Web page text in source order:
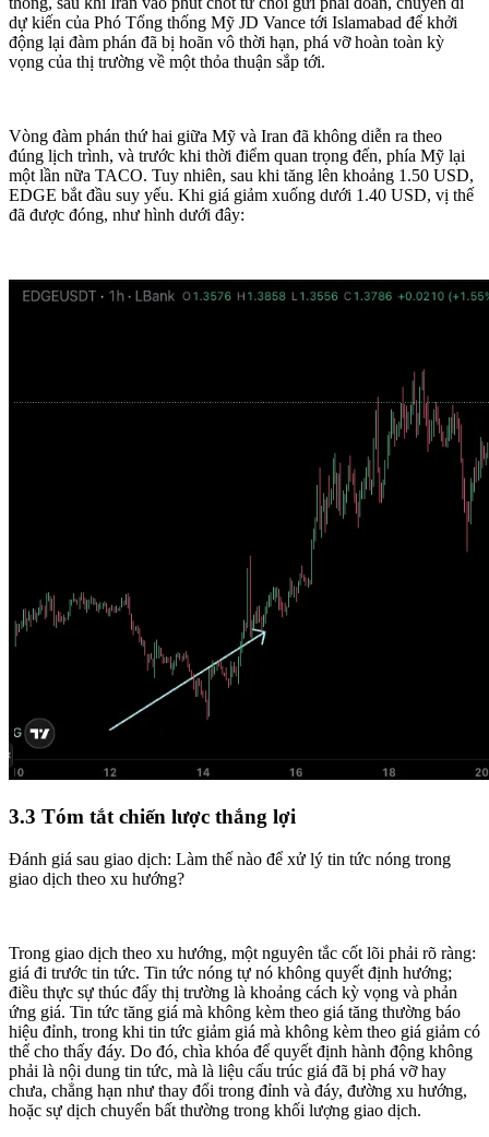
dự kiến của Phó Tổng thống Mỹ JD Vance tới Islamabad để khởi
động lại đàm phán đã bị hoãn vô thời hạn, phá vỡ hoàn toàn kỳ
vọng của thị trường về một thỏa thuận sắp tới.
Vòng đàm phán thứ hai giữa Mỹ và Iran đã không diễn ra theo
đúng lịch trình, và trước khi thời điểm quan trọng đến, phía Mỹ lại
một lần nữa TACO. Tuy nhiên, sau khi tăng lên khoảng 1.50 USD,
EDGE bắt đầu suy yếu. Khi giá giảm xuống dưới 1.40 USD, vị thế
đã được đóng, như hình dưới đây:
3.3 Tóm tắt chiến lược thắng lợi
Đánh giá sau giao dịch: Làm thế nào để xử lý tin tức nóng trong
giao dịch theo xu hướng?
Trong giao dịch theo xu hướng, một nguyên tắc cốt lõi phải rõ ràng:
giá đi trước tin tức. Tin tức nóng tự nó không quyết định hướng;
điều thực sự thúc đẩy thị trường là khoảng cách kỳ vọng và phản
ứng giá. Tin tức tăng giá mà không kèm theo giá tăng thường báo
hiệu đỉnh, trong khi tin tức giảm giá mà không kèm theo giá giảm có
thể cho thấy đáy. Do đó, chìa khóa để quyết định hành động không
phải là nội dung tin tức, mà là liệu cấu trúc giá đã bị phá vỡ hay
chưa, chẳng hạn như thay đổi trong đỉnh và đáy, đường xu hướng,
hoặc sự dịch chuyển bất thường trong khối lượng giao dịch.